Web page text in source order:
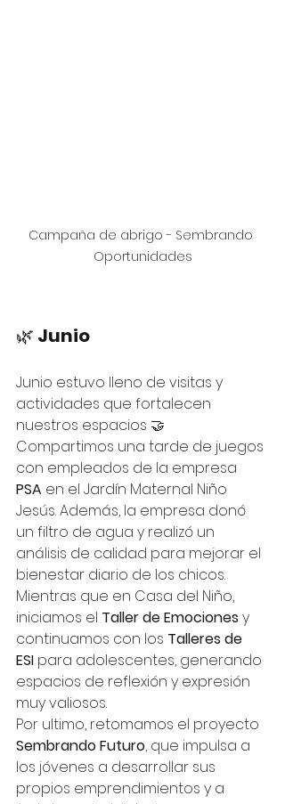
Campaña de abrigo - Sembrando
Oportunidades
🌿 Junio
Junio estuvo lleno de visitas y
actividades que fortalecen
nuestros espacios 🤝
Compartimos una tarde de juegos
con empleados de la empresa
PSA en el Jardín Maternal Niño
Jesús. Además, la empresa donó
un filtro de agua y realizó un
análisis de calidad para mejorar el
bienestar diario de los chicos.
Mientras que en Casa del Niño,
iniciamos el Taller de Emociones y
continuamos con los Talleres de
ESI para adolescentes, generando
espacios de reflexión y expresión
muy valiosos.
Por ultimo, retomamos el proyecto
Sembrando Futuro, que impulsa a
los jóvenes a desarrollar sus
propios emprendimientos y a